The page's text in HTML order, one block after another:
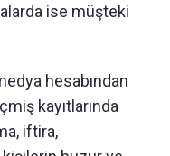
ise müşteki
hesabından
kayıtlarında
iftira,